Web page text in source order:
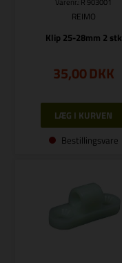
REIMO
Klip 25-28mm 2 stk
35,00DKK
Bestillingsvare